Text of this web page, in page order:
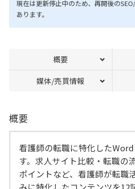
現在は更新停止中のため、再開後の
あります。
概要
媒体/売買情報
概要
看護師の転職に特化した
す。求人サイト比較・転職の
ポイントなど、看護師が転職